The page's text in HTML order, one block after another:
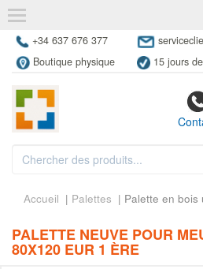
+34 637 676 377
Boutique physique
15 jours
Accueil | Palettes | Palette en bois
PALETTE NEUVE POUR
80X120 EUR 1 ÈRE